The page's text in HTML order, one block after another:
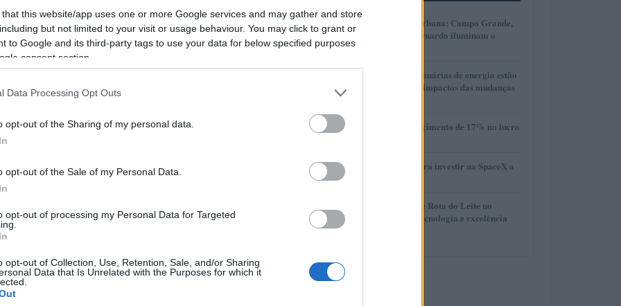
that this website/app uses one or more Google services and may gather and store
but not limited to your visit or usage behaviour. You may click to grant or
to Google and its third-party tags to use your data for below specified purposes
consent section.
Data Processing Opt Outs
opt-out of the Sharing of my personal data.
opt-out of the Sale of my Personal Data.
opt-out of processing my Personal Data for Targeted
opt-out of Collection, Use, Retention, Sale, and/or Sharing
Data that Is Unrelated with the Purposes for which it
premiadas
o prêmio recebido. Riccardo Illy enfatizou que sua
pelo “bom” e pelo “belo”, elementos
1
Transformação urbana: Campo Grande,
Cáceres e São Bernardo iluminam o
futuro
2
Como as concessionárias de energia estão
se adaptando aos impactos das mudanças
3
Vivo divulga crescimento de 17% no lucro
4
Guia completo para investir na SpaceX a
5
Torneio Leiteiro e Rota do Leite no
Agroleite 2026: tecnologia e excelência